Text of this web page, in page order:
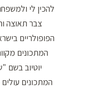
להכין לי
צבר תאוצה
הפופולריים
המתכונים
יוטיוב בשם
המתכונים עולים